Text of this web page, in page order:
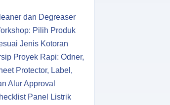
dan Degreaser
Pilih Produk
Jenis Kotoran
Proyek Rapi: Odner,
Protector, Label,
Alur Approval
Panel Listrik